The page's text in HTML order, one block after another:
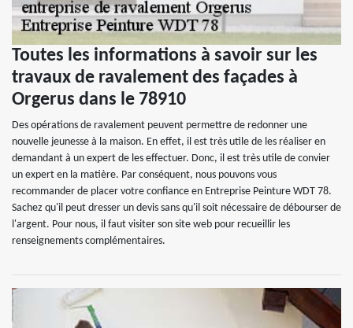
Toutes les informations à savoir sur les
travaux de ravalement des façades à
Orgerus dans le 78910
Des opérations de ravalement peuvent permettre de redonner une
nouvelle jeunesse à la maison. En effet, il est très utile de les réaliser en
demandant à un expert de les effectuer. Donc, il est très utile de convier
un expert en la matière. Par conséquent, nous pouvons vous
recommander de placer votre confiance en Entreprise Peinture WDT 78.
Sachez qu'il peut dresser un devis sans qu'il soit nécessaire de débourser de
l'argent. Pour nous, il faut visiter son site web pour recueillir les
renseignements complémentaires.